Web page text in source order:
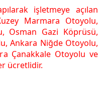
işletmeye açılan
Marmara Otoyolu,
Osman Gazi Köprüsü,
Ankara Niğde Otoyolu,
Çanakkale Otoyolu ve
ücretlidir.